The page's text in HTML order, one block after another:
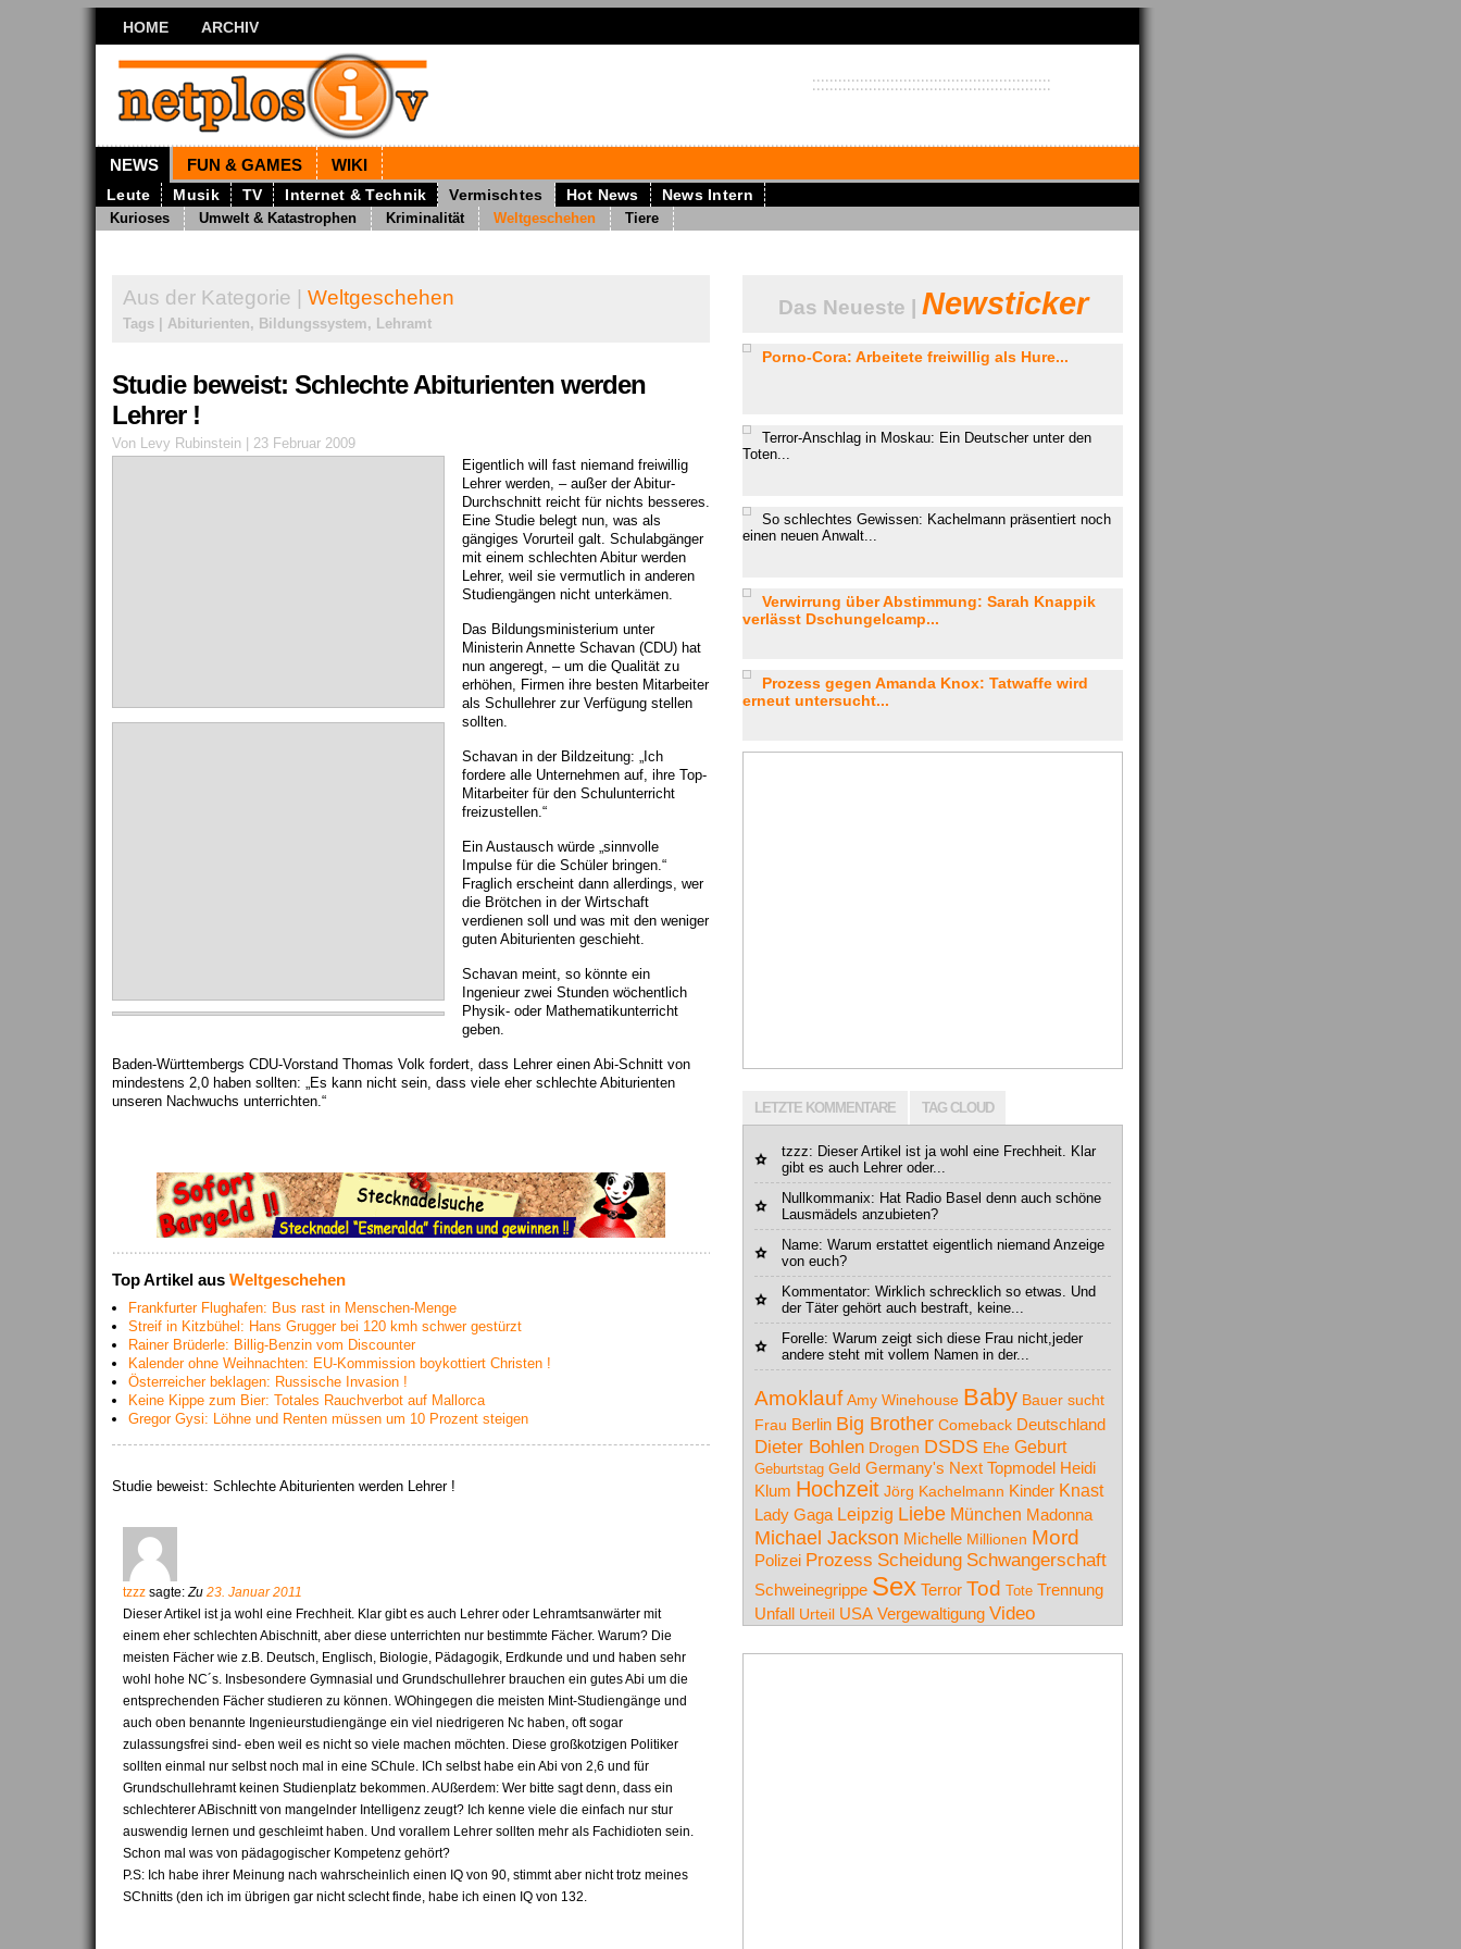
HOME ARCHIV
NEWS FUN & GAMES WIKI
Leute Musik TV Internet & Technik Vermischtes Hot News News Intern
Kurioses Umwelt & Katastrophen Kriminalität Weltgeschehen Tiere
Aus der Kategorie | Weltgeschehen
Tags | Abiturienten, Bildungssystem, Lehramt
Studie beweist: Schlechte Abiturienten werden
Lehrer !
Von Levy Rubinstein | 23 Februar 2009
Eigentlich will fast niemand freiwillig
Lehrer werden, – außer der Abitur-
Durchschnitt reicht für nichts besseres.
Eine Studie belegt nun, was als
gängiges Vorurteil galt. Schulabgänger
mit einem schlechten Abitur werden
Lehrer, weil sie vermutlich in anderen
Studiengängen nicht unterkämen.
Das Bildungsministerium unter
Ministerin Annette Schavan (CDU) hat
nun angeregt, – um die Qualität zu
erhöhen, Firmen ihre besten Mitarbeiter
als Schullehrer zur Verfügung stellen
sollten.
Schavan in der Bildzeitung: „Ich
fordere alle Unternehmen auf, ihre Top-
Mitarbeiter für den Schulunterricht
freizustellen.“
Ein Austausch würde „sinnvolle
Impulse für die Schüler bringen.“
Fraglich erscheint dann allerdings, wer
die Brötchen in der Wirtschaft
verdienen soll und was mit den weniger
guten Abiturienten geschieht.
Schavan meint, so könnte ein
Ingenieur zwei Stunden wöchentlich
Physik- oder Mathematikunterricht
geben.
Baden-Württembergs CDU-Vorstand Thomas Volk fordert, dass Lehrer einen Abi-Schnitt von
mindestens 2,0 haben sollten: „Es kann nicht sein, dass viele eher schlechte Abiturienten
unseren Nachwuchs unterrichten.“
Top Artikel aus Weltgeschehen
Frankfurter Flughafen: Bus rast in Menschen-Menge
Streif in Kitzbühel: Hans Grugger bei 120 kmh schwer gestürzt
Rainer Brüderle: Billig-Benzin vom Discounter
Kalender ohne Weihnachten: EU-Kommission boykottiert Christen !
Österreicher beklagen: Russische Invasion !
Keine Kippe zum Bier: Totales Rauchverbot auf Mallorca
Gregor Gysi: Löhne und Renten müssen um 10 Prozent steigen
Studie beweist: Schlechte Abiturienten werden Lehrer !
tzzz sagte:Zu 23. Januar 2011
Dieser Artikel ist ja wohl eine Frechheit. Klar gibt es auch Lehrer oder Lehramtsanwärter mit
einem eher schlechten Abischnitt, aber diese unterrichten nur bestimmte Fächer. Warum? Die
meisten Fächer wie z.B. Deutsch, Englisch, Biologie, Pädagogik, Erdkunde und und haben sehr
wohl hohe NC´s. Insbesondere Gymnasial und Grundschullehrer brauchen ein gutes Abi um die
entsprechenden Fächer studieren zu können. WOhingegen die meisten Mint-Studiengänge und
auch oben benannte Ingenieurstudiengänge ein viel niedrigeren Nc haben, oft sogar
zulassungsfrei sind- eben weil es nicht so viele machen möchten. Diese großkotzigen Politiker
sollten einmal nur selbst noch mal in eine SChule. ICh selbst habe ein Abi von 2,6 und für
Grundschullehramt keinen Studienplatz bekommen. AUßerdem: Wer bitte sagt denn, dass ein
schlechterer ABischnitt von mangelnder Intelligenz zeugt? Ich kenne viele die einfach nur stur
auswendig lernen und geschleimt haben. Und vorallem Lehrer sollten mehr als Fachidioten sein.
Schon mal was von pädagogischer Kompetenz gehört?
P.S: Ich habe ihrer Meinung nach wahrscheinlich einen IQ von 90, stimmt aber nicht trotz meines
SChnitts (den ich im übrigen gar nicht sclecht finde, habe ich einen IQ von 132.
Das Neueste | Newsticker
Porno-Cora: Arbeitete freiwillig als Hure...
Terror-Anschlag in Moskau: Ein Deutscher unter den
Toten...
So schlechtes Gewissen: Kachelmann präsentiert noch
einen neuen Anwalt...
Verwirrung über Abstimmung: Sarah Knappik
verlässt Dschungelcamp...
Prozess gegen Amanda Knox: Tatwaffe wird
erneut untersucht...
LETZTE KOMMENTARE TAG CLOUD
tzzz: Dieser Artikel ist ja wohl eine Frechheit. Klar
gibt es auch Lehrer oder...
Nullkommanix: Hat Radio Basel denn auch schöne
Lausmädels anzubieten?
Name: Warum erstattet eigentlich niemand Anzeige
von euch?
Kommentator: Wirklich schrecklich so etwas. Und
der Täter gehört auch bestraft, keine...
Forelle: Warum zeigt sich diese Frau nicht,jeder
andere steht mit vollem Namen in der...
Amoklauf Amy Winehouse Baby Bauer sucht
Frau Berlin Big Brother Comeback Deutschland
Dieter Bohlen Drogen DSDS Ehe Geburt
Geburtstag Geld Germany's Next Topmodel Heidi
Klum Hochzeit Jörg Kachelmann Kinder Knast
Lady Gaga Leipzig Liebe München Madonna
Michael Jackson Michelle Millionen Mord
Polizei Prozess Scheidung Schwangerschaft
Schweinegrippe Sex Terror Tod Tote Trennung
Unfall Urteil USA Vergewaltigung Video